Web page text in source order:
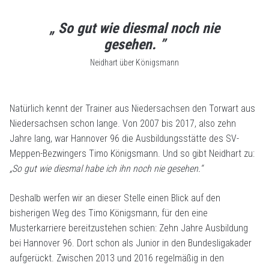
„ So gut wie diesmal noch nie
gesehen. ”
Neidhart über Königsmann
Natürlich kennt der Trainer aus Niedersachsen den Torwart aus
Niedersachsen schon lange. Von 2007 bis 2017, also zehn
Jahre lang, war Hannover 96 die Ausbildungsstätte des SV-
Meppen-Bezwingers Timo Königsmann. Und so gibt Neidhart zu:
„So gut wie diesmal habe ich ihn noch nie gesehen.“
Deshalb werfen wir an dieser Stelle einen Blick auf den
bisherigen Weg des Timo Königsmann, für den eine
Musterkarriere bereitzustehen schien: Zehn Jahre Ausbildung
bei Hannover 96. Dort schon als Junior in den Bundesligakader
aufgerückt. Zwischen 2013 und 2016 regelmäßig in den